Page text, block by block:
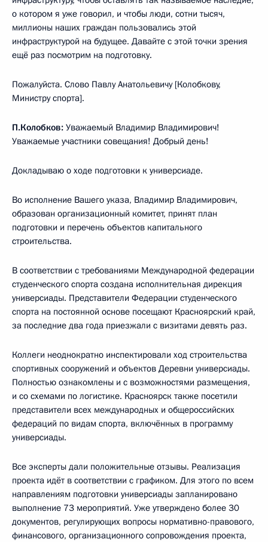
о котором я уже говорил, и чтобы люди, сотни тысяч,
миллионы наших граждан пользовались этой
инфраструктурой на будущее. Давайте с этой точки зрения
ещё раз посмотрим на подготовку.
Пожалуйста. Слово Павлу Анатольевичу [Колобкову,
Министру спорта].
П.Колобков: Уважаемый Владимир Владимирович!
Уважаемые участники совещания! Добрый день!
Докладываю о ходе подготовки к универсиаде.
Во исполнение Вашего указа, Владимир Владимирович,
образован организационный комитет, принят план
подготовки и перечень объектов капитального
строительства.
В соответствии с требованиями Международной федерации
студенческого спорта создана исполнительная дирекция
универсиады. Представители Федерации студенческого
спорта на постоянной основе посещают Красноярский край,
за последние два года приезжали с визитами девять раз.
Коллеги неоднократно инспектировали ход строительства
спортивных сооружений и объектов Деревни универсиады.
Полностью ознакомлены и с возможностями размещения,
и со схемами по логистике. Красноярск также посетили
представители всех международных и общероссийских
федераций по видам спорта, включённых в программу
универсиады.
Все эксперты дали положительные отзывы. Реализация
проекта идёт в соответствии с графиком. Для этого по всем
направлениям подготовки универсиады запланировано
выполнение 73 мероприятий. Уже утверждено более 30
документов, регулирующих вопросы нормативно-правового,
финансового, организационного сопровождения проекта,